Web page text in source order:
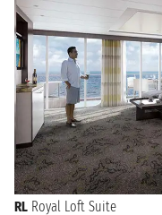
RL Royal Loft Suite